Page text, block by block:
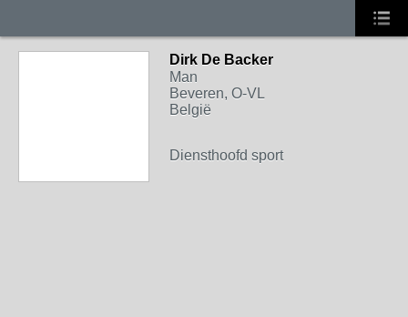
Dirk De Backer
Man
Beveren, O-VL
België
Diensthoofd sport